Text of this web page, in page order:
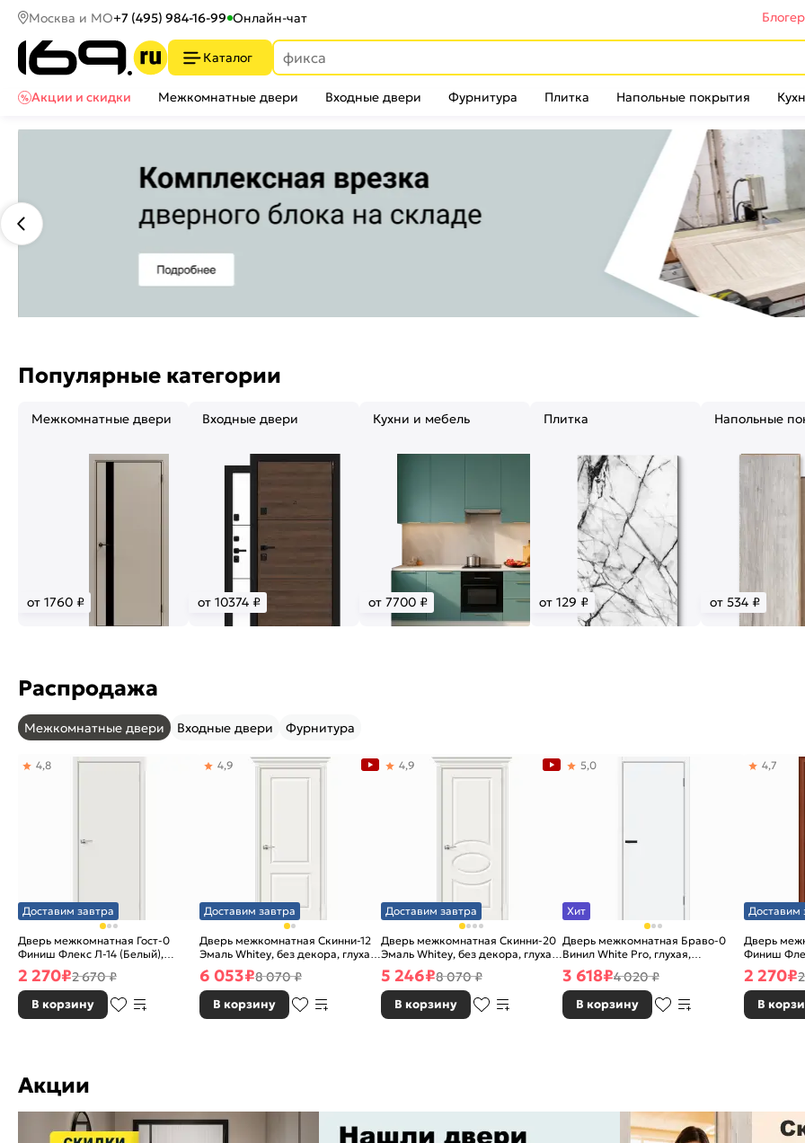
Москва и МО+7 (495) 984-16-99 Онлайн-чат
Каталог
Акции и скидки
Межкомнатные двери Входные двери Фурнитура Плитка Напольные покрытия
Популярные категории
Межкомнатные двери
от 1760 ₽
Входные двери
от 10374 ₽
Кухни и мебель
от 7700 ₽
Плитка
от 129 ₽
Напольные
от 534 ₽
Распродажа
Межкомнатные двери Входные двери Фурнитура
Доставим завтра
Дверь межкомнатная Гост-0
Финиш Флекс Л-14 (Белый),
глухая, каркасно-щитовая
4,8
2 270₽2 670 ₽
В корзину
Доставим завтра
Дверь межкомнатная Скинни-12
Эмаль Whitey, без декора, глухая,
без стекла, без кромки, скиновая
4,9
6 053₽8 070 ₽
В корзину
Доставим завтра
Дверь межкомнатная Скинни-20
Эмаль Whitey, без декора, глухая,
без стекла, без кромки, скиновая
4,9
5 246₽8 070 ₽
В корзину
Хит
Дверь межкомнатная Браво-0
Винил White Pro, глухая,
каркасно-щитовая
5,0
3 618₽4 020 ₽
В корзину
Доставим
Дверь
Финиш
Л-11
каркасно-
4,7
2 270₽
В
Акции